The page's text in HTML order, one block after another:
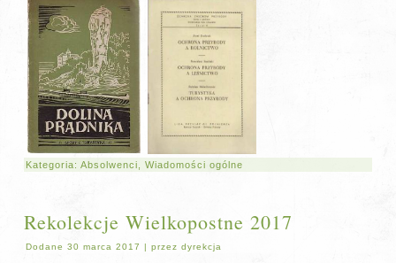
Kategoria:Absolwenci ,Wiadomości ogólne
Rekolekcje Wielkopostne 2017
Dodane 30 marca 2017 |przez dyrekcja